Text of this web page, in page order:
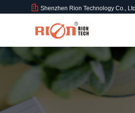
Shenzhen Rion Technology Co.,